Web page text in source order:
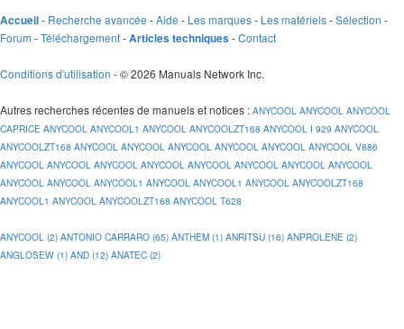
Accueil- Recherche avancée -Aide - Les marques- Les matériels-Sélection -
Forum -Téléchargement-Articles techniques -Contact
Conditions d'utilisation - © 2026 Manuals Network Inc.
Autres recherches récentes de manuels et notices : ANYCOOL ANYCOOL ANYCOOL
CAPRICE ANYCOOL ANYCOOL1 ANYCOOL ANYCOOLZT168 ANYCOOL I 929 ANYCOOL
ANYCOOLZT168 ANYCOOL ANYCOOL ANYCOOL ANYCOOL ANYCOOL ANYCOOL V886
ANYCOOL ANYCOOL ANYCOOL ANYCOOL ANYCOOL ANYCOOL ANYCOOL ANYCOOL
ANYCOOL ANYCOOL ANYCOOL1 ANYCOOL ANYCOOL1 ANYCOOL ANYCOOLZT168
ANYCOOL1 ANYCOOL ANYCOOLZT168 ANYCOOL T628
ANYCOOL (2) ANTONIO CARRARO (65) ANTHEM (1) ANRITSU (16) ANPROLENE (2)
ANGLOSEW (1) AND (12) ANATEC (2)